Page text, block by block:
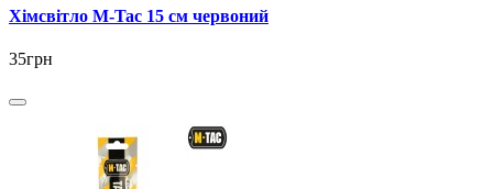
Хімсвітло M-Tac 15 см червоний
35грн